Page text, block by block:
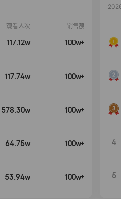
观看人次 销售额
117.12w 100w+
117.74w 100w+
578.30w 100w+
64.75w 100w+
53.94w 100w+
4
5